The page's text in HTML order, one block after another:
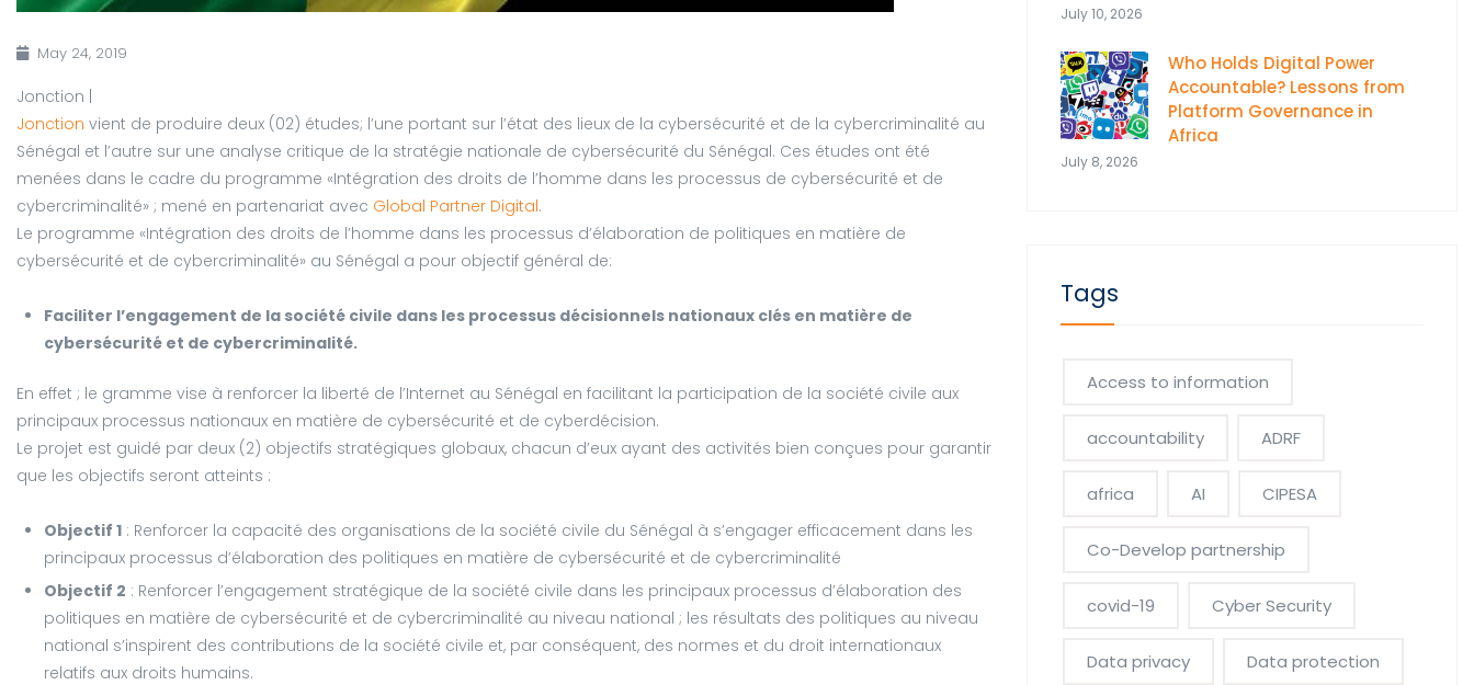
May 24, 2019
Jonction |
Jonction vient de produire deux (02) études; l’une portant sur l’état des lieux de la cybersécurité et de la cybercriminalité au
Sénégal et l’autre sur une analyse critique de la stratégie nationale de cybersécurité du Sénégal. Ces études ont été
menées dans le cadre du programme «Intégration des droits de l’homme dans les processus de cybersécurité et de
cybercriminalité» ; mené en partenariat avec Global Partner Digital.
Le programme «Intégration des droits de l’homme dans les processus d’élaboration de politiques en matière de
cybersécurité et de cybercriminalité» au Sénégal a pour objectif général de:
Faciliter l’engagement de la société civile dans les processus décisionnels nationaux clés en matière de
cybersécurité et de cybercriminalité.
En effet ; le gramme vise à renforcer la liberté de l’Internet au Sénégal en facilitant la participation de la société civile aux
principaux processus nationaux en matière de cybersécurité et de cyberdécision.
Le projet est guidé par deux (2) objectifs stratégiques globaux, chacun d’eux ayant des activités bien conçues pour garantir
que les objectifs seront atteints :
Objectif 1 : Renforcer la capacité des organisations de la société civile du Sénégal à s’engager efficacement dans les
principaux processus d’élaboration des politiques en matière de cybersécurité et de cybercriminalité
Objectif 2 : Renforcer l’engagement stratégique de la société civile dans les principaux processus d’élaboration des
politiques en matière de cybersécurité et de cybercriminalité au niveau national ; les résultats des politiques au niveau
national s’inspirent des contributions de la société civile et, par conséquent, des normes et du droit internationaux
relatifs aux droits humains.
July 10, 2026
Who Holds Digital Power
Accountable? Lessons from
Platform Governance in
Africa
July 8, 2026
Tags
Access to information
accountability ADRF
africa AI CIPESA
Co-Develop partnership
covid-19 Cyber Security
Data privacy Data protection